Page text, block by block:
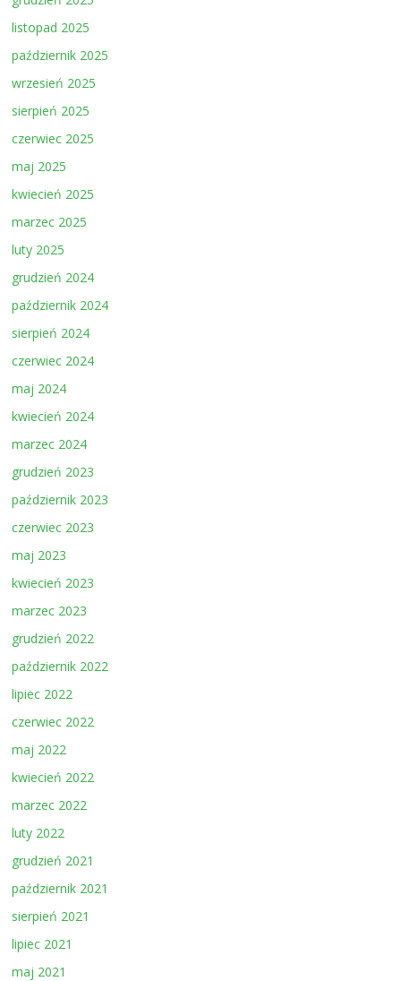
listopad 2025
październik 2025
wrzesień 2025
sierpień 2025
czerwiec 2025
maj 2025
kwiecień 2025
marzec 2025
luty 2025
grudzień 2024
październik 2024
sierpień 2024
czerwiec 2024
maj 2024
kwiecień 2024
marzec 2024
grudzień 2023
październik 2023
czerwiec 2023
maj 2023
kwiecień 2023
marzec 2023
grudzień 2022
październik 2022
lipiec 2022
czerwiec 2022
maj 2022
kwiecień 2022
marzec 2022
luty 2022
grudzień 2021
październik 2021
sierpień 2021
lipiec 2021
maj 2021